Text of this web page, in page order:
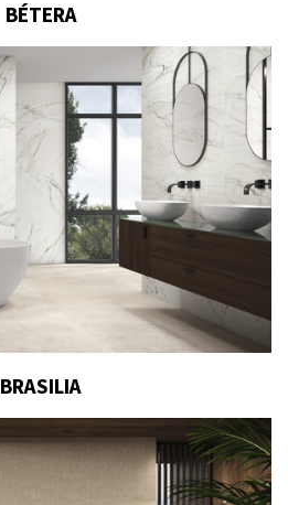
BÉTERA
BRASILIA